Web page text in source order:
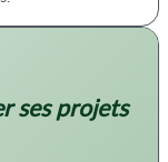
ses projets